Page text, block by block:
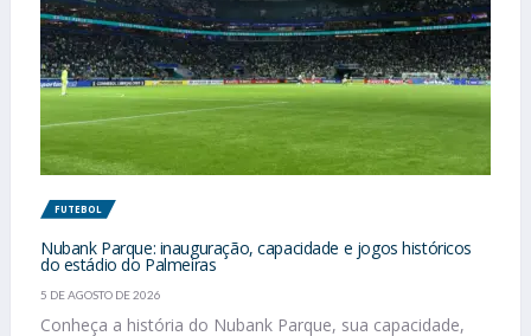
FUTEBOL
Nubank Parque: inauguração, capacidade e jogos históricos
do estádio do Palmeiras
5 DE AGOSTO DE 2026
Conheça a história do Nubank Parque, sua capacidade,